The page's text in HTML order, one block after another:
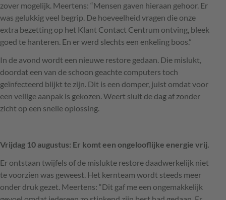
zover mogelijk. Meertens: “Mensen gaven hieraan gehoor. Er
was gelukkig veel begrip. De hoeveelheid vragen die onze
extra bezetting op het Klant Contact Centrum ontving, bleek
goed te hanteren. En er werd slechts een enkeling boos.”
In de avond wordt een nieuwe restore gedaan. Die mislukt,
doordat een van de schoon geachte computers toch
geïnfecteerd blijkt te zijn. Dit is een domper, juist omdat voor
een veilige aanpak is gekozen. Weert sluit de dag af zonder
zicht op een snelle oplossing.
Vrijdag 10 augustus: Er komt een ongelooflijke energie vrij.
Er ontstaan twijfels of de mislukte restore daadwerkelijk niet
te voorzien was geweest. Het kernteam wordt steeds meer
onder druk gezet. Meertens: “Dit gaf me een ongemakkelijk